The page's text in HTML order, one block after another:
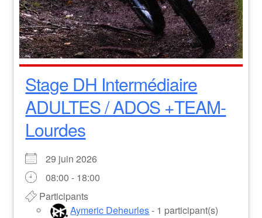
Stage DH Intermédiaire
ADULTES / ADOS +TEAM-
Lourdes
29 juin 2026
08:00 - 18:00
Participants
Aymeric Deheurles- 1 participant(s)